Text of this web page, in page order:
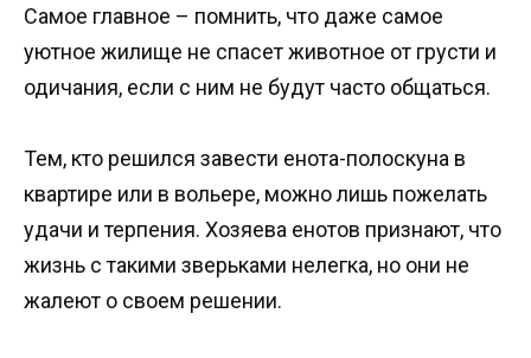
Самое главное – помнить, что даже самое
уютное жилище не спасет животное от грусти и
одичания, если с ним не будут часто общаться.
Тем, кто решился завести енота-полоскуна в
квартире или в вольере, можно лишь пожелать
удачи и терпения. Хозяева енотов признают, что
жизнь с такими зверьками нелегка, но они не
жалеют о своем решении.